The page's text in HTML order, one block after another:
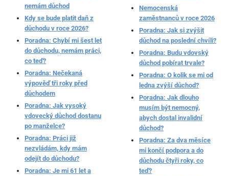
nemám důchod
Kdy se bude platit daň z
důchodu v roce 2026?
Poradna: Chybí mi šest let
do důchodu, nemám práci,
co teď?
Poradna: Nečekaná
výpověď tři roky před
důchodem
Poradna: Jak vysoký
vdovecký důchod dostanu
po manželce?
Poradna: Práci již
nezvládám, kdy mám
odejít do důchodu?
Poradna: Je mi 61 let a
Nemocenská
zaměstnanců v roce 2026
Poradna: Jak si zvýšit
důchod na poslední chvíli?
Poradna: Budu vdovský
důchod pobírat trvale?
Poradna: O kolik se mi od
ledna zvýší důchod?
Poradna: Jak dlouho
musím být nemocný,
abych dostal invalidní
důchod?
Poradna: Za dva měsíce
mi končí podpora a do
důchodu čtyři roky, co
teď?